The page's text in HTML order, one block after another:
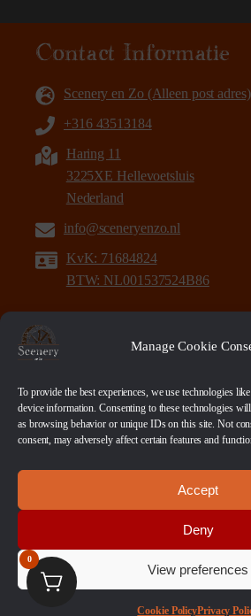
Manage Cookie
To provide the best experiences, we use technologies
device information. Consenting to these technologies
as browsing behavior or unique IDs on this site. Not
consent, may adversely affect certain features and
Accept
Deny
View preferences
Cookie PolicyPrivacy
Contact Informatie
Scenery en Zo (Alleen post adres)
+316 43513184
Haring 11
3225XE Hellevoetsluis
Nederland
info@sceneryenzo.nl
KvK: 71684824
BTW: NL001537524B86
Klantenservice
Klantenservice
Algemene Voorwaarden
Disclaimer
Verzenden en retourneren
Sitemap
0